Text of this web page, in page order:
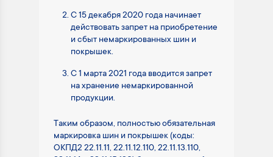
С 15 декабря 2020 года начинает
действовать запрет на приобретение
и сбыт немаркированных шин и
покрышек.
С 1 марта 2021 года вводится запрет
на хранение немаркированной
продукции.
Таким образом, полностью обязательная
маркировка шин и покрышек (коды:
ОКПД2 22.11.11, 22.11.12.110, 22.11.13.110,